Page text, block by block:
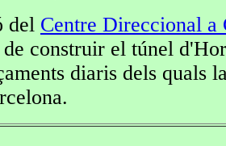
del Centre Direccional a
construir el túnel
diaris dels quals